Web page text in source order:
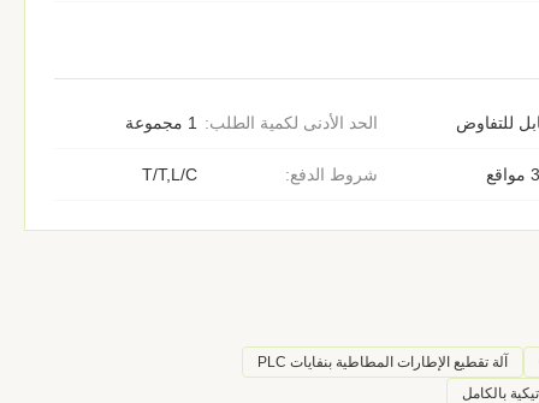
الحد الأدنى لكمية الطلب: 1 مجموعة للتفاوض
شروط الدفع: T/T,L/C
آلة تقطيع الإطارات المطاطية بنفايات PLC
بالكامل